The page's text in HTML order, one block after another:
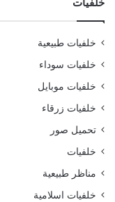
خلفيات طبيعية
خلفيات سوداء
خلفيات موبايل
خلفيات زرقاء
تحميل صور
خلفيات
مناظر طبيعية
خلفيات اسلامية